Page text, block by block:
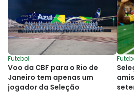
Futebol
Voo da CBF para o Rio de
Janeiro tem apenas um
jogador da Seleção